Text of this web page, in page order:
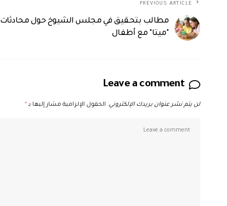
PREVIOUS ARTICLE
مطالب بتحقيق في مجلس الشيوخ حول محادثات
"ميتا" مع أطفال
Leave a comment
لن يتم نشر عنوان بريدك الإلكتروني. الحقول الإلزامية مشار إليها بـ*